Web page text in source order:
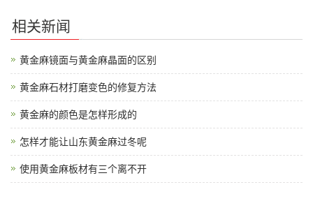
相关新闻
黄金麻镜面与黄金麻晶面的区别
黄金麻石材打磨变色的修复方法
黄金麻的颜色是怎样形成的
怎样才能让山东黄金麻过冬呢
使用黄金麻板材有三个离不开